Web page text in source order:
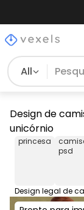
All
Design de
unicórnio
princesa
psd